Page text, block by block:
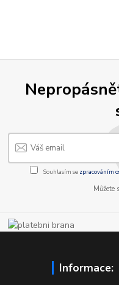
Souhlasím se zpracováním
Můžete
Informace: